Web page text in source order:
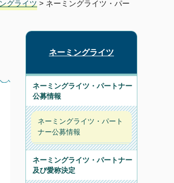
グライツ > ネーミングライツ・パー
ネーミングライツ
ネーミングライツ・パートナー
公募情報
ネーミングライツ・パート
ナー公募情報
ネーミングライツ・パートナー
及び愛称決定